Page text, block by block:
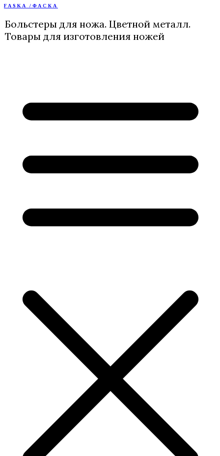
Перейти
содержимому
FASKA /ФАСКА
Больстеры для ножа. Цветной металл.
Товары для изготовления ножей